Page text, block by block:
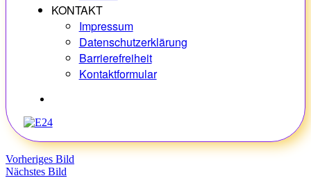
KONTAKT
Impressum
Datenschutzerklärung
Barrierefreiheit
Kontaktformular
Vorheriges Bild
Nächstes Bild